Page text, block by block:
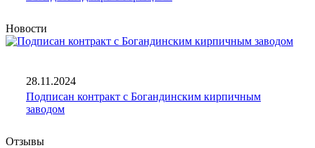
Новости
28.11.2024
Подписан контракт с Богандинским кирпичным
заводом
Отзывы